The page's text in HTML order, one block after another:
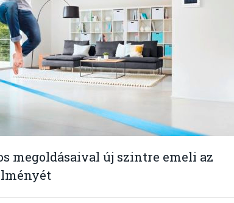
megoldásaival új szintre emeli az